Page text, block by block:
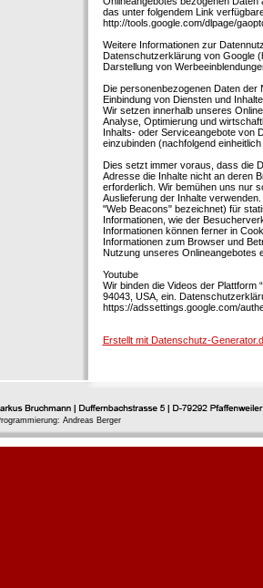
das unter folgendem Link
http://tools.google.com/dlpage/
Weitere Informationen zur
Datenschutzerklärung von Google
Darstellung von
Die personenbezogenen Daten der
Einbindung von Diensten und
Wir setzen innerhalb unseres
Analyse, Optimierung und
Inhalts- oder Serviceangebote von
einzubinden (nachfolgend
Dies setzt immer voraus, dass die
Adresse die Inhalte nicht an deren
erforderlich. Wir bemühen uns nur
Auslieferung der Inhalte
"Web Beacons" bezeichnet) für
Informationen, wie der
Informationen können ferner in
Informationen zum Browser und
Nutzung unseres Onlineangebotes
Youtube
Wir binden die Videos der Plattform
94043, USA, ein.
https://adssettings.google.com/
Erstellt mit Datenschutz-
Andreas Berger